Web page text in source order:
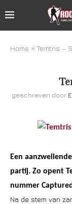
Home » Temtris –
geschreven door
Een
partij. Zo opent
nummer
Na de stem van